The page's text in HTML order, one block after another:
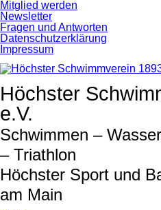
Navigation
überspringen
Mitglied werden
Newsletter
Fragen und Antworten
Datenschutzerklärung
Impressum
Höchster
e.V.
Schwimmen –
– Triathlon
Höchster Sport und
am Main